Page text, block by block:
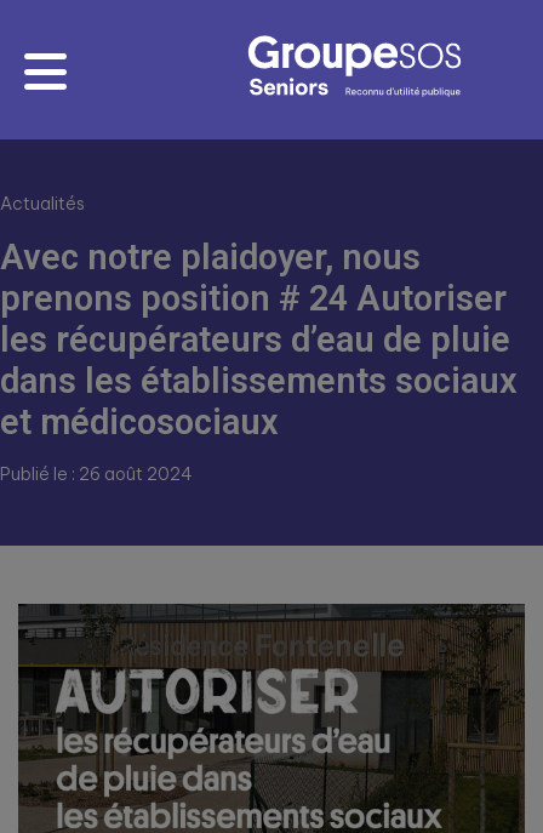
Actualités
Avec notre plaidoyer, nous
prenons position # 24 Autoriser
les récupérateurs d’eau de pluie
dans les établissements sociaux
et médicosociaux
Publié le : 26 août 2024